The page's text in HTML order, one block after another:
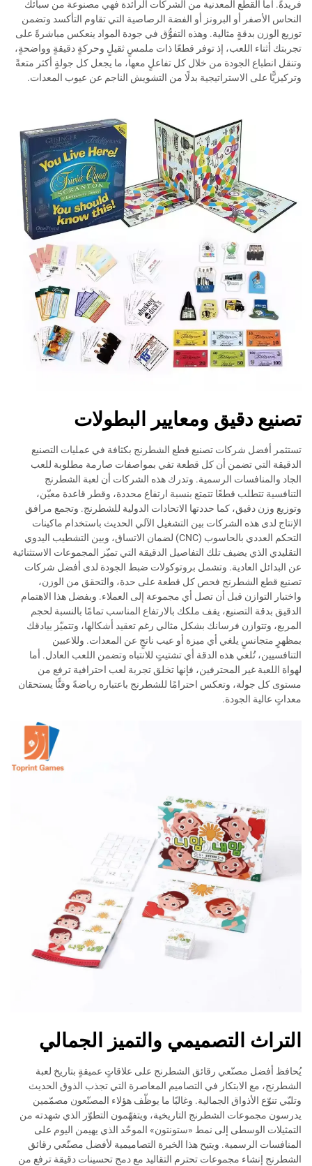
فريدةً. أما القطع المعدنية من الشركات الرائدة فهي مصنوعة من سبائك
النحاس الأصفر أو البرونز أو الفضة الرصاصية التي تقاوم التأكسد وتضمن
توزيع الوزن بدقةٍ مثالية. وهذه التفوُّق في جودة المواد ينعكس مباشرةً على
تجربتك أثناء اللعب، إذ توفر قطعًا ذات ملمسٍ ثقيلٍ وحركةٍ دقيقةٍ وواضحةٍ،
وتنقل انطباع الجودة من خلال كل تفاعلٍ معها، ما يجعل كل جولةٍ أكثر متعةً
وتركيزيًّا على الاستراتيجية بدلًا من التشويش الناجم عن عيوب المعدات.
تصنيع دقيق ومعايير البطولات
تستثمر أفضل شركات تصنيع قطع الشطرنج بكثافة في عمليات التصنيع
الدقيقة التي تضمن أن كل قطعة تفي بمواصفات صارمة مطلوبة للعب
الجاد والمنافسات الرسمية. وتدرك هذه الشركات أن لعبة الشطرنج
التنافسية تتطلب قطعًا تتمتع بنسبة ارتفاع محددة، وقطر قاعدة معيّن،
وتوزيع وزن دقيق، كما حددتها الاتحادات الدولية للشطرنج. وتجمع مرافق
الإنتاج لدى هذه الشركات بين التشغيل الآلي الحديث باستخدام ماكينات
التحكم العددي بالحاسوب (CNC) لضمان الاتساق، وبين التشطيب اليدوي
التقليدي الذي يضيف تلك التفاصيل الدقيقة التي تميّز المجموعات الاستثنائية
عن البدائل العادية. وتشمل بروتوكولات ضبط الجودة لدى أفضل شركات
تصنيع قطع الشطرنج فحص كل قطعة على حدة، والتحقق من الوزن،
واختبار التوازن قبل أن تصل أي مجموعة إلى العملاء. وبفضل هذا الاهتمام
الدقيق بدقة التصنيع، يقف ملكك بالارتفاع المناسب تمامًا بالنسبة لحجم
المربع، وتتوازن فرسانك بشكل مثالي رغم تعقيد أشكالها، وتتميّز بيادقك
بمظهرٍ متجانسٍ يلغي أي ميزة أو عيب ناتجٍ عن المعدات. وللاعبين
التنافسيين، تُلغي هذه الدقة أي تشتيتٍ للانتباه وتضمن اللعب العادل. أما
لهواة اللعبة غير المحترفين، فإنها تخلق تجربة لعب احترافية ترفع من
مستوى كل جولة، وتعكس احترامًا للشطرنج باعتباره رياضةً وفنًّا يستحقان
معداتٍ عالية الجودة.
التراث التصميمي والتميز الجمالي
يُحافظ أفضل مصنّعي رقائق الشطرنج على علاقاتٍ عميقةٍ بتاريخ لعبة
الشطرنج، مع الابتكار في التصاميم المعاصرة التي تجذب الذوق الحديث
وتلبّي تنوّع الأذواق الجمالية. وغالبًا ما يوظّف هؤلاء المصنّعون مصمّمين
يدرسون مجموعات الشطرنج التاريخية، ويتفهّمون التطوّر الذي شهدته من
التمثيلات الوسطى إلى نمط «ستونتون» الموحّد الذي يهيمن اليوم على
المنافسات الرسمية. ويتيح هذا الخبرة التصاميمية لأفضل مصنّعي رقائق
الشطرنج إنشاء مجموعات تحترم التقاليد مع دمج تحسينات دقيقة ترفع من